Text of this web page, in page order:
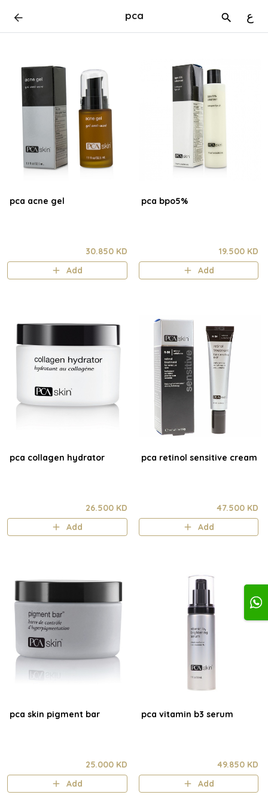
pca ع
pca acne gel
30.850 KD
Add
pca bpo5%
19.500 KD
Add
pca collagen hydrator
26.500 KD
Add
pca retinol sensitive cream
47.500 KD
Add
pca skin pigment bar
25.000 KD
Add
pca vitamin b3 serum
49.850 KD
Add